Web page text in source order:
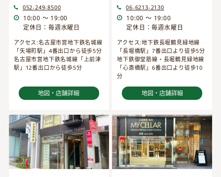
052-249-8500
10:00 ～ 19:00
定休日：毎週水曜日
アクセス:名古屋市営地下鉄名城線
「矢場町駅」4番出口から徒歩5分
名古屋市営地下鉄名城線「上前津
駅」12番出口から徒歩5分
地図・店舗詳細
06-6213-2130
10:00 ～ 19:00
定休日：毎週水曜日
アクセス:地下鉄長堀鶴見緑地線
「長堀橋駅」7番出口より徒歩5分
地下鉄御堂筋線・長堀鶴見緑地線
「心斎橋駅」6番出口より徒歩10
分
地図・店舗詳細